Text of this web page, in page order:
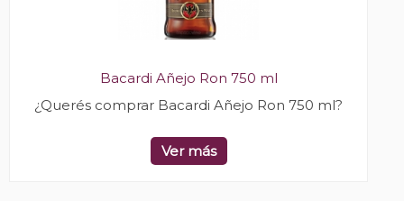
Bacardi Añejo Ron 750 ml
¿Querés comprar Bacardi Añejo Ron 750 ml?
Ver más